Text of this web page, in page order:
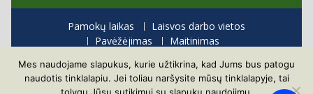
Pamokų laikas
Laisvos darbo vietos
Pavėžėjimas
Maitinimas
Visos teisės saugomos
Mes naudojame slapukus, kurie užtikrina, kad Jums bus patogu
naudotis tinklalapiu. Jei toliau naršysite mūsų tinklalapyje, tai